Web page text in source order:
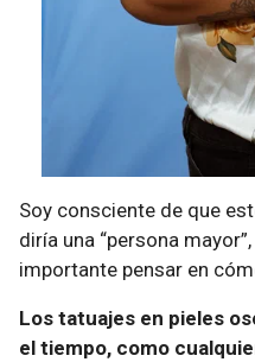
Soy consciente de que
diría una “persona
importante pensar en
Los tatuajes en pieles
el tiempo, como